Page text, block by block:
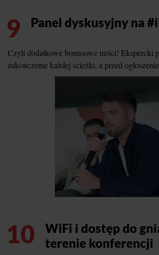
9 Panel dyskusyjny na
Czyli dodatkowe bonusowe treści! Ekspercki
zakończenie każdej ścieżki, a przed
10
WiFi i dostęp do
terenie konferencji